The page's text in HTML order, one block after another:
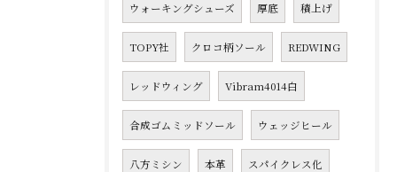
ウォーキングシューズ 厚底 積上げ
TOPY社 クロコ柄ソール REDWING
レッドウィング Vibram4014白
合成ゴムミッドソール ウェッジヒール
八方ミシン 本革 スパイクレス化